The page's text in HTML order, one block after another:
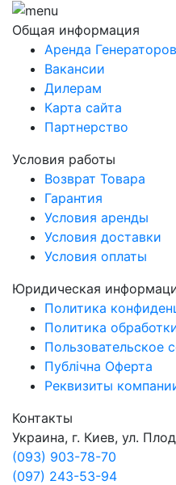
Общая информация
Аренда Генераторов
Вакансии
Дилерам
Карта сайта
Партнерство
Условия работы
Возврат Товара
Гарантия
Условия аренды
Условия доставки
Условия оплаты
Юридическая
Политика
Политика
Пользовательское
Публічна Оферта
Реквизиты
Контакты
Украина, г. Киев, ул.
(093) 903-78-70
(097) 243-53-94